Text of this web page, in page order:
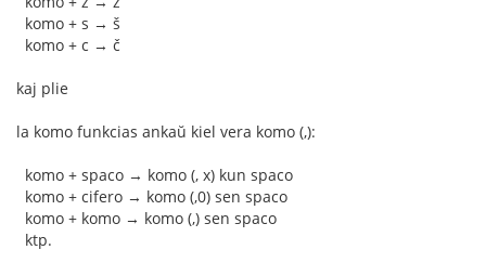
komo + s → š
komo + c → č
kaj plie
la komo funkcias ankaŭ kiel vera komo (,):
komo + spaco → komo (, x) kun spaco
komo + cifero → komo (,0) sen spaco
komo + komo → komo (,) sen spaco
ktp.